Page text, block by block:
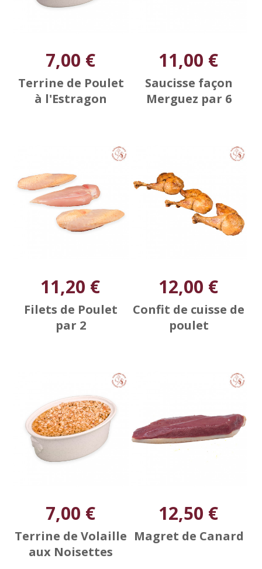
7,00 €
Terrine de Poulet
à l'Estragon
11,00 €
Saucisse façon
Merguez par 6
11,20 €
Filets de Poulet
par 2
12,00 €
Confit de cuisse de
poulet
7,00 €
Terrine de Volaille
aux Noisettes
12,50 €
Magret de Canard